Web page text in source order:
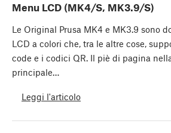
Menu LCD (MK4/S, MK3.9/S)
Le Original Prusa MK4 e MK3.9 sono
LCD a colori che, tra le altre cose,
code e i codici QR. Il piè di pagina
principale…
Leggi l'articolo